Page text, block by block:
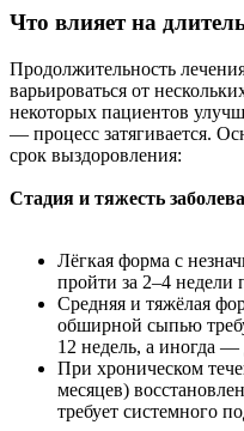
Что влияет на
Продолжительность
варьироваться от
некоторых пациентов
— процесс затягивается.
срок выздоровления:
Стадия и тяжесть
Лёгкая форма с
пройти за 2–4 недели
Средняя и тяжёлая
обширной сыпью
12 недель, а иногда —
При хроническом
месяцев)
требует системного